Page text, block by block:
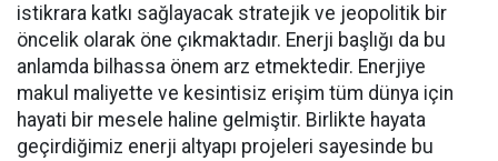
istikrara katkı sağlayacak stratejik ve jeopolitik bir
öncelik olarak öne çıkmaktadır. Enerji başlığı da bu
anlamda bilhassa önem arz etmektedir. Enerjiye
makul maliyette ve kesintisiz erişim tüm dünya için
hayati bir mesele haline gelmiştir. Birlikte hayata
geçirdiğimiz enerji altyapı projeleri sayesinde bu